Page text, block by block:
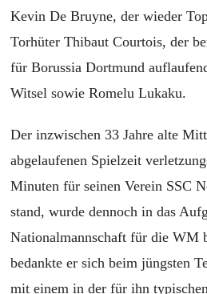
Kevin De Bruyne, der wieder
Torhüter Thibaut Courtois, der
für Borussia Dortmund
Witsel sowie Romelu Lukaku.
Der inzwischen 33 Jahre alte
abgelaufenen Spielzeit
Minuten für seinen Verein SSC
stand, wurde dennoch in das
Nationalmannschaft für die WM
bedankte er sich beim jüngsten
mit einem in der für ihn